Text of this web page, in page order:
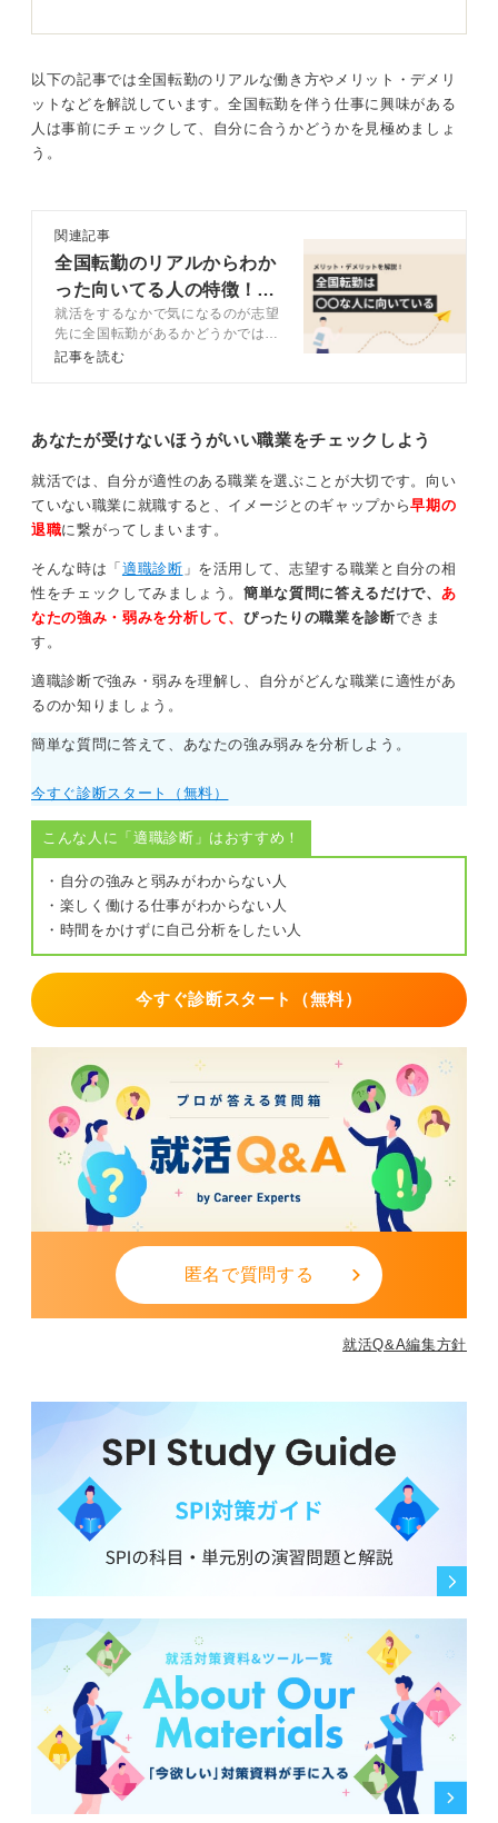
務している期間は、長時間労働や激務から解放されるこ
とも利点の1つです。
ほかにも、全国転勤のある人の方が、地域限定職よりも
ません。
全国転勤で得られた出会いや経験が自分の世界を広
げるきっかけになる
人生は100年時代と言われています。会社員の間に全国
とや、転勤を通して出会った人達と仲間になることで自
分の見ている世界を広げることもできると思いますよ。
以下の記事では全国転勤のリアルな働き方やメリット・デメリ
ットなどを解説しています。全国転勤を伴う仕事に興味がある
人は事前にチェックして、自分に合うかどうかを見極めましょ
う。
関連記事
全国転勤のリアルからわか
った向いてる人の特徴！
実際の経験者が解説
就活をするなかで気になるのが志望
先に全国転勤があるかどうかではな
いでしょうか。全国転勤には向き・
アコンサルタントと一緒に全国転勤
のリアルと向いている人・向いてい
ない人の特徴などを解説します。
記事を読む
あなたが受けないほうがいい職業をチェックしよう
就活では、自分が適性のある職業を選ぶことが大切です。向い
ていない職業に就職すると、イメージとのギャップから早期の
退職に繋がってしまいます。
そんな時は「 適職診断 」を活用して、志望する職業と自分の相
性をチェックしてみましょう。簡単な質問に答えるだけで、 あ
なたの強み・弱みを分析して、ぴったりの職業を診断できま
す。
適職診断で強み・弱みを理解し、自分がどんな職業に適性があ
るのか知りましょう。
簡単な質問に答えて、あなたの強み弱みを分析しよう。
今すぐ診断スタート（無料）
こんな人に「適職診断」はおすすめ！
・自分の強みと弱みがわからない人
・楽しく働ける仕事がわからない人
・時間をかけずに自己分析をしたい人
今すぐ診断スタート（無料）
匿名で質問する
就活Q&A編集方針